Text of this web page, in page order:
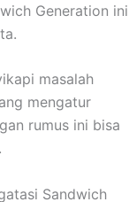
Generation ini
masalah
mengatur
rumus ini bisa
Sandwich